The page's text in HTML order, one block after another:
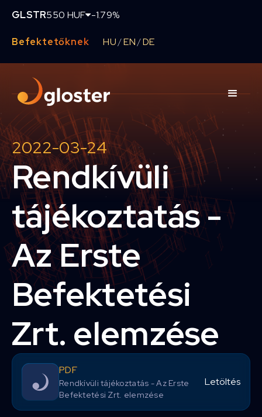
GLSTR550 HUF -1.79%
Befektetőknek HU /EN /DE
2022-03-24
Rendkívüli
tájékoztatás -
Az Erste
Befektetési
Zrt. elemzése
PDF
Rendkívüli tájékoztatás - Az Erste
Befektetési Zrt. elemzése
Letöltés